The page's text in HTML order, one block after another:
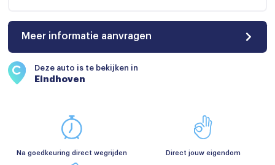
Meer informatie aanvragen
Deze auto is te bekijken in
Eindhoven
Na goedkeuring direct wegrijden Direct jouw eigendom